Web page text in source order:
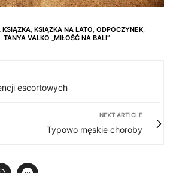
KSIĄZKA, KSIĄŻKA NA LATO, ODPOCZYNEK,
, TANYA VALKO „MIŁOŚĆ NA BALI”
escortowych
NEXT ARTICLE
Typowo męskie choroby